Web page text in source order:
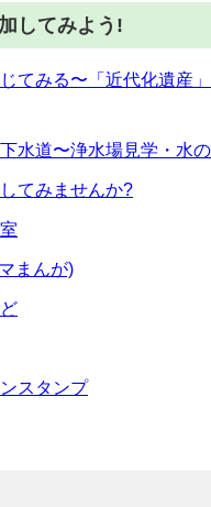
してみよう!
てみる〜「近代化遺産
水道〜浄水場見学・水
てみませんか?
まんが)
スタンプ